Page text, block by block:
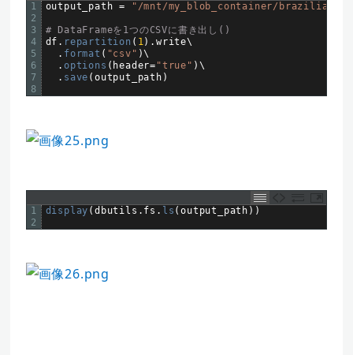
1
2
3
4
5
6
7
8
output_path = "/mnt/my_blob_container/brazilian-
# DataFrameを1つのCSVに書き出し()
df . repartition ( 1) .write\
. format ( "csv" )\
.options ( header= "true" ) \
. save (output_path )
1
2
display (dbutils . fs . ls (output_path ) )